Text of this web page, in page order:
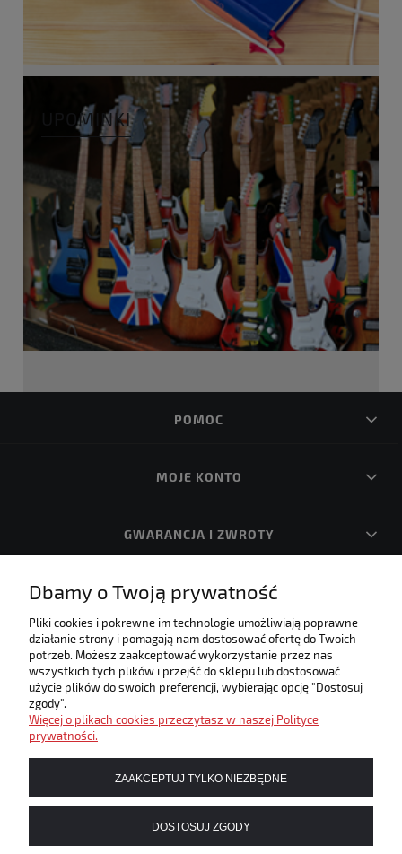
UPOMINKI
POMOC
MOJE KONTO
GWARANCJA I ZWROTY
O FIRMIE
Internetowa księgarnia muzyczna! Zapraszamy!
Umożliwiamy płatności elektroniczne w naszym sklepie
Dbamy o Twoją prywatność
Pliki cookies i pokrewne im technologie umożliwiają poprawne
działanie strony i pomagają nam dostosować ofertę do Twoich
potrzeb. Możesz zaakceptować wykorzystanie przez nas
wszystkich tych plików i przejść do sklepu lub dostosować
użycie plików do swoich preferencji, wybierając opcję "Dostosuj
zgody".
Więcej o plikach cookies przeczytasz w naszej Polityce
prywatności.
ZAAKCEPTUJ TYLKO NIEZBĘDNE
DOSTOSUJ ZGODY